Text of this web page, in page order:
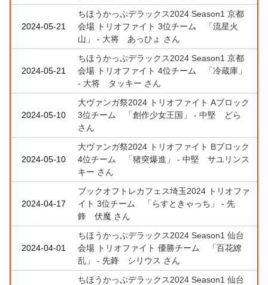
2024-05-21
ちほうかっぷデラックス2024 Season1 京都
会場 トリオファイト 3位チーム 「流星火
山」 - 大将 あっひょ さん
2024-05-21
ちほうかっぷデラックス2024 Season1 京都
会場 トリオファイト 4位チーム 「冷蔵庫」
- 大将 タッキー さん
2024-05-10
大ヴァンガ祭2024 トリオファイト Aブロック
3位チーム 「創作少女王国」 - 中堅 どら
さん
2024-05-10
大ヴァンガ祭2024 トリオファイト Bブロック
4位チーム 「猪突爆進」 - 中堅 サユリンス
キー さん
2024-04-17
ブックオフトレカフェス埼玉2024 トリオファ
イト 3位チーム 「らすときゃっち」 - 先
鋒 伏魔 さん
2024-04-01
ちほうかっぷデラックス2024 Season1 仙台
会場 トリオファイト 優勝チーム 「百花繚
乱」 - 先鋒 シリウス さん
ちほうかっぷデラックス2024 Season1 仙台